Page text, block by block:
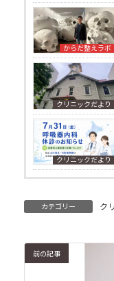
からだ整えラボ
クリニックだより
クリニックだより
カテゴリー ク
前の記事